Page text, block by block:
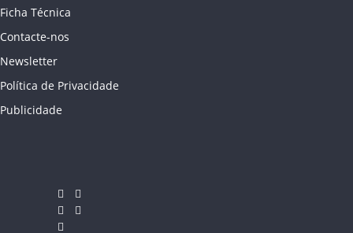
Ficha Técnica
Contacte-nos
Newsletter
Política de Privacidade
Publicidade